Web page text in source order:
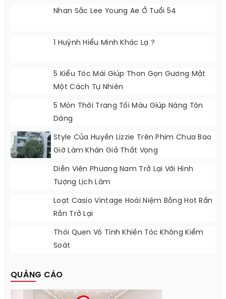
Nhan Sắc Lee Young Ae Ở Tuổi 54
1 Huỳnh Hiểu Minh Khác Lạ ?
5 Kiểu Tóc Mái Giúp Thon Gọn Gương Mặt
Một Cách Tự Nhiên
5 Món Thời Trang Tối Màu Giúp Nàng Tôn
Dáng
Style Của Huyền Lizzie Trên Phim Chưa Bao
Giờ Làm Khán Giả Thất Vọng
Diễn Viên Phương Nam Trở Lại Với Hình
Tượng Lịch Lãm
Loạt Casio Vintage Hoài Niệm Bỗng Hot Rần
Rần Trở Lại
Thói Quen Vô Tình Khiến Tóc Không Kiểm
Soát
QUẢNG CÁO